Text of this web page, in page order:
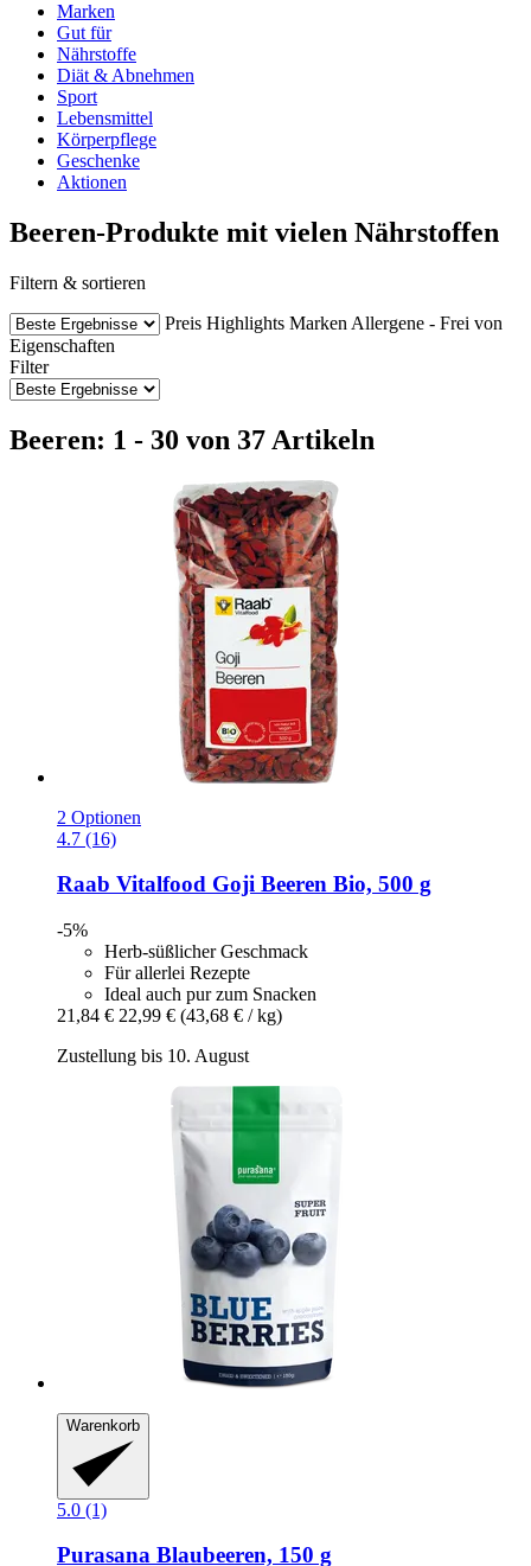
Marken
Gut für
Nährstoffe
Diät & Abnehmen
Sport
Lebensmittel
Körperpflege
Geschenke
Aktionen
Beeren-Produkte mit vielen Nährstoffen
Filtern & sortieren
Preis Highlights Marken Allergene - Frei von
Eigenschaften
Filter
Beeren: 1 - 30 von 37 Artikeln
2 Optionen
4.7 (16)
Raab Vitalfood Goji Beeren Bio, 500 g
-5%
Herb-süßlicher Geschmack
Für allerlei Rezepte
Ideal auch pur zum Snacken
21,84 € 22,99 € (43,68 € / kg)
Zustellung bis 10. August
Warenkorb
5.0 (1)
Purasana Blaubeeren, 150 g